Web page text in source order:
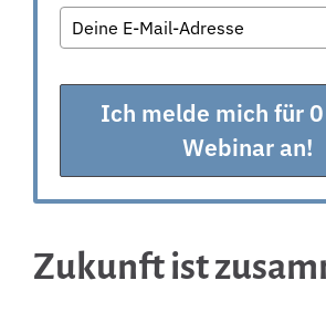
Ich melde mich für
Webinar an!
Zukunft ist